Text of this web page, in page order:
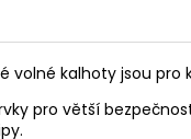
volné kalhoty jsou
pro větší